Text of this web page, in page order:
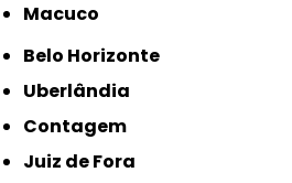
Macuco
Belo Horizonte
Uberlândia
Contagem
Juiz de Fora